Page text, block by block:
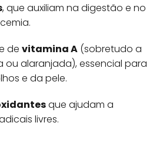
, que auxiliam na digestão e no
de vitamina A (sobretudo a
ou alaranjada), essencial para
e da pele.
que ajudam a
livres.